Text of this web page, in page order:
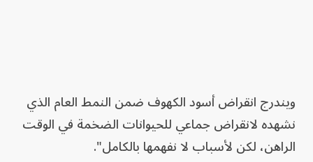
ويندرج انقراض أسود الكهوف ضمن النمط العام الذي
نشهده لانقراض جماعي للحيوانات الضخمة في الوقت
الراهن، لكن لأسباب لا نفهمها بالكامل".